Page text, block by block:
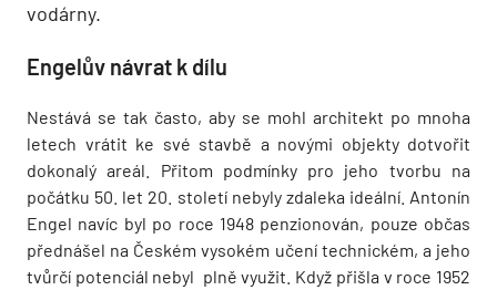
vodárny.
Engelův návrat k dílu
Nestává se tak často, aby se mohl architekt po mnoha
letech vrátit ke své stavbě a novými objekty dotvořit
dokonalý areál. Přitom podmínky pro jeho tvorbu na
počátku 50. let 20. století nebyly zdaleka ideální. Antonín
Engel navíc byl po roce 1948 penzionován, pouze občas
přednášel na Českém vysokém učení technickém, a jeho
tvůrčí potenciál nebyl plně využit. Když přišla v roce 1952